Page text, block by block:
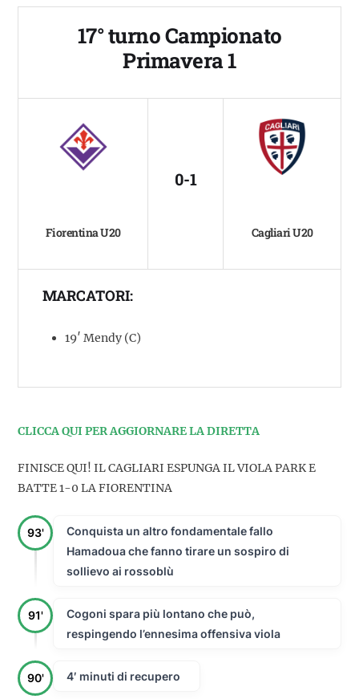
17° turno Campionato
Primavera 1
Fiorentina U20
0-1
Cagliari U20
MARCATORI:
19′ Mendy (C)
CLICCA QUI PER AGGIORNARE LA DIRETTA
FINISCE QUI! IL CAGLIARI ESPUNGA IL VIOLA PARK E
BATTE 1-0 LA FIORENTINA
93'
Conquista un altro fondamentale fallo
Hamadoua che fanno tirare un sospiro di
sollievo ai rossoblù
91'
Cogoni spara più lontano che può,
respingendo l’ennesima offensiva viola
90' 4′ minuti di recupero